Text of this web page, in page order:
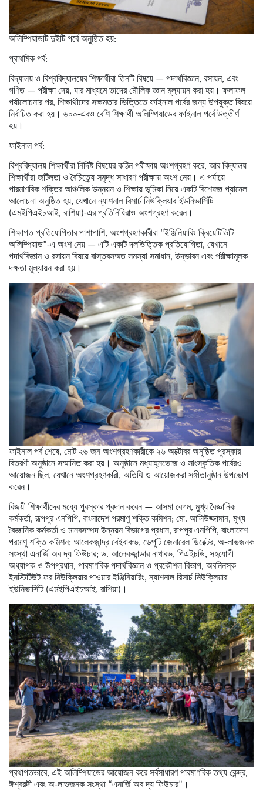
অলিম্পিয়াডটি দুইটি পর্বে অনুষ্ঠিত হয়:
প্রাথমিক পর্ব:
বিদ্যালয় ও বিশ্ববিদ্যালয়ের শিক্ষার্থীরা তিনটি বিষয়ে — পদার্থবিজ্ঞান, রসায়ন, এবং
গণিত — পরীক্ষা দেয়, যার মাধ্যমে তাদের মৌলিক জ্ঞান মূল্যায়ন করা হয়। ফলাফল
পর্যালোচনার পর, শিক্ষার্থীদের সক্ষমতার ভিত্তিতে ফাইনাল পর্বের জন্য উপযুক্ত বিষয়ে
নির্বাচিত করা হয়। ৬০০-এরও বেশি শিক্ষার্থী অলিম্পিয়াডের ফাইনাল পর্বে উত্তীর্ণ
হয়।
ফাইনাল পর্ব:
বিশ্ববিদ্যালয় শিক্ষার্থীরা নির্দিষ্ট বিষয়ের কঠিন পরীক্ষায় অংশগ্রহণ করে, আর বিদ্যালয়
শিক্ষার্থীরা জটিলতা ও বৈচিত্র্যে সমৃদ্ধ সাধারণ পরীক্ষায় অংশ নেয়। এ পর্যায়ে
পারমাণবিক শক্তির আঞ্চলিক উন্নয়ন ও শিক্ষায় ভূমিকা নিয়ে একটি বিশেষজ্ঞ প্যানেল
আলোচনা অনুষ্ঠিত হয়, যেখানে ন্যাশনাল রিসার্চ নিউক্লিয়ার ইউনিভার্সিটি
(এমইপিএইচআই, রাশিয়া)-এর প্রতিনিধিরাও অংশগ্রহণ করেন।
শিক্ষাগত প্রতিযোগিতার পাশাপাশি, অংশগ্রহণকারীরা “ইঞ্জিনিয়ারিং ক্রিয়েটিভিটি
অলিম্পিয়াড”-এ অংশ নেয় — এটি একটি দলভিত্তিক প্রতিযোগিতা, যেখানে
পদার্থবিজ্ঞান ও রসায়ন বিষয়ে বাস্তবসম্মত সমস্যা সমাধান, উদ্ভাবন এবং পরীক্ষামূলক
দক্ষতা মূল্যায়ন করা হয়।
ফাইনাল পর্ব শেষে, মোট ২৬ জন অংশগ্রহণকারীকে ২৬ অক্টোবর অনুষ্ঠিত পুরস্কার
বিতরণী অনুষ্ঠানে সম্মানিত করা হয়। অনুষ্ঠানে মধ্যাহ্নভোজ ও সাংস্কৃতিক পর্বেরও
আয়োজন ছিল, যেখানে অংশগ্রহণকারী, অতিথি ও আয়োজকরা সঙ্গীতানুষ্ঠান উপভোগ
করেন।
বিজয়ী শিক্ষার্থীদের মধ্যে পুরস্কার প্রদান করেন — আসমা বেগম, মুখ্য বৈজ্ঞানিক
কর্মকর্তা, রূপপুর এনপিপি, বাংলাদেশ পরমাণু শক্তি কমিশন; মো. আলিউজ্জামান, মুখ্য
বৈজ্ঞানিক কর্মকর্তা ও মানবসম্পদ উন্নয়ন বিভাগের প্রধান, রূপপুর এনপিপি, বাংলাদেশ
পরমাণু শক্তি কমিশন; আলেকজান্দ্র বেইবাকভ, ডেপুটি জেনারেল ডিরেক্টর, অ-লাভজনক
সংস্থা এনার্জি অব দ্য ফিউচার; ড. আলেকজান্ডার নাখাবভ, পিএইচডি, সহযোগী
অধ্যাপক ও উপপ্রধান, পারমাণবিক পদার্থবিজ্ঞান ও প্রকৌশল বিভাগ, অবনিনস্ক
ইনস্টিটিউট ফর নিউক্লিয়ার পাওয়ার ইঞ্জিনিয়ারিং, ন্যাশনাল রিসার্চ নিউক্লিয়ার
ইউনিভার্সিটি (এমইপিএইচআই, রাশিয়া)।
প্রথাগতভাবে, এই অলিম্পিয়াডের আয়োজন করে সর্বসাধারণ পারমাণবিক তথ্য কেন্দ্র,
ঈশ্বরদী এবং অ-লাভজনক সংস্থা “এনার্জি অব দ্য ফিউচার”।